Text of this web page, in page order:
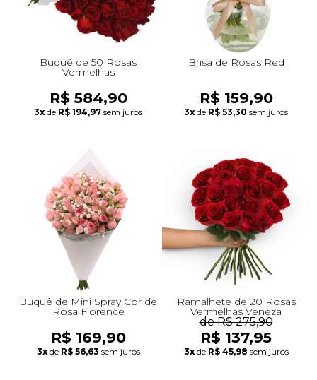
Buquê de 50 Rosas
Vermelhas
R$ 584,90
3x de R$ 194,97 sem juros
Brisa de Rosas Red
R$ 159,90
3x de R$ 53,30 sem juros
Buquê de Mini Spray Cor de
Rosa Florence
R$ 169,90
3x de R$ 56,63 sem juros
Ramalhete de 20 Rosas
Vermelhas Veneza
de R$ 275,90
R$ 137,95
3x de R$ 45,98 sem juros